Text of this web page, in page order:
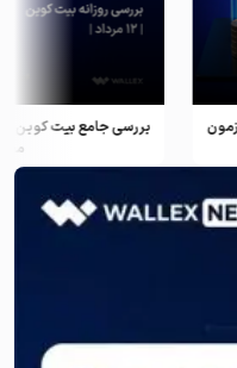
۱۸ مرداد؛ آزمون